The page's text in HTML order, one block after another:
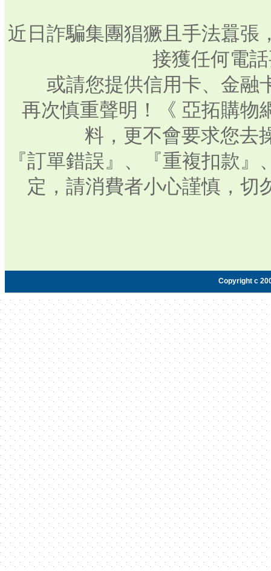
近日詐騙集團猖獗且手法囂張
接獲任何電
或請您提供信用卡、金融
再次慎重聲明！《 亞拓購物
料，更不會要求您去
『訂單錯誤』、『重複扣款
定，請消費者小心謹慎，切
Copyright c